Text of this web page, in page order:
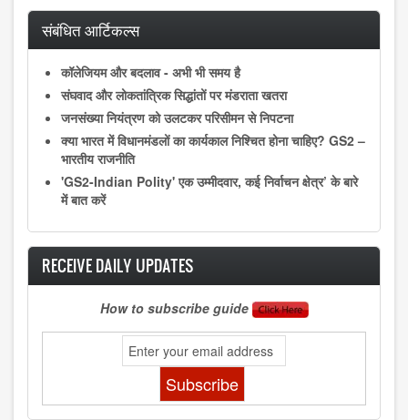
संबंधित आर्टिकल्स
कॉलेजियम और बदलाव - अभी भी समय है
संघवाद और लोकतांत्रिक सिद्धांतों पर मंडराता खतरा
जनसंख्या नियंत्रण को उलटकर परिसीमन से निपटना
क्या भारत में विधानमंडलों का कार्यकाल निश्चित होना चाहिए? GS2 –
भारतीय राजनीति
'GS2-Indian Polity' एक उम्मीदवार, कई निर्वाचन क्षेत्र’ के बारे
में बात करें
RECEIVE DAILY UPDATES
How to subscribe guide